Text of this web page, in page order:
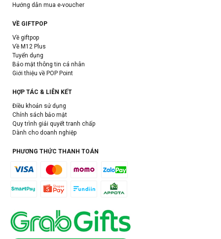
Hướng dẫn mua e-voucher
VỀ GIFTPOP
Về giftpop
Về M12 Plus
Tuyển dụng
Bảo mật thông tin cá nhân
Giới thiệu về POP Point
HỢP TÁC & LIÊN KẾT
Điều khoản sử dụng
Chính sách bảo mật
Quy trình giải quyết tranh chấp
Dành cho doanh nghiệp
PHƯƠNG THỨC THANH TOÁN